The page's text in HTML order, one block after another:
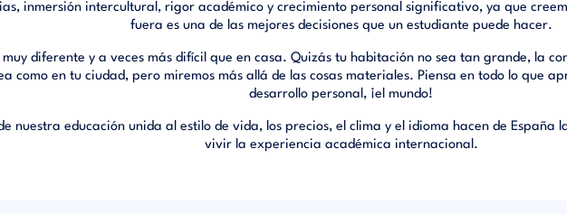
inmersión intercultural, rigor académico y crecimiento personal significativo, ya que
fuera es una de las mejores decisiones que un estudiante puede hacer.
diferente y a veces más difícil que en casa. Quizás tu habitación no sea tan grande, la
como en tu ciudad, pero miremos más allá de las cosas materiales. Piensa en todo lo que
desarrollo personal, ¡el mundo!
nuestra educación unida al estilo de vida, los precios, el clima y el idioma hacen de España
vivir la experiencia académica internacional.